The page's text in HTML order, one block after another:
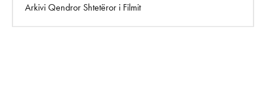
Arkivi Qendror Shtetëror i Filmit